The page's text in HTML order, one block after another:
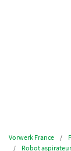
Vorwerk France
Robot